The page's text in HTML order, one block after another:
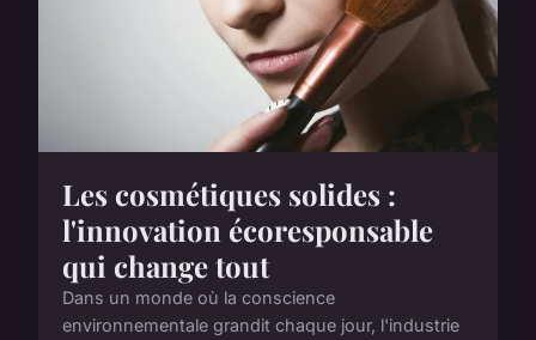
Les cosmétiques solides :
l'innovation écoresponsable
qui change tout
Dans un monde où la conscience
environnementale grandit chaque jour, l'industrie